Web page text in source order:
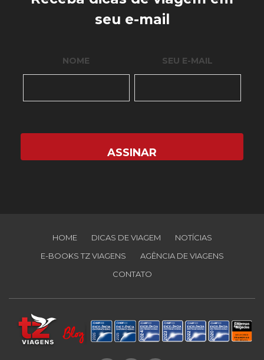
seu e-mail
NOME SEU E-MAIL
HOME DICAS DE VIAGEM
NOTÍCIAS
E-BOOKS TZ VIAGENS
AGÊNCIA DE VIAGENS
CONTATO